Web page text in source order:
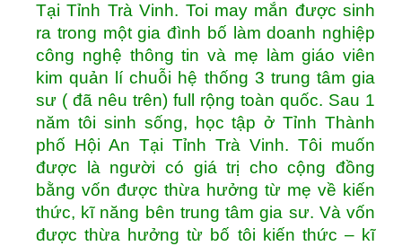
Tại Tỉnh Trà Vinh. Toi may mắn được sinh
ra trong một gia đình bố làm doanh nghiệp
công nghệ thông tin và mẹ làm giáo viên
kim quản lí chuỗi hệ thống 3 trung tâm gia
sư ( đã nêu trên) full rộng toàn quốc. Sau 1
năm tôi sinh sống, học tập ở Tỉnh Thành
phố Hội An Tại Tỉnh Trà Vinh. Tôi muốn
được là người có giá trị cho cộng đồng
bằng vốn được thừa hưởng từ mẹ về kiến
thức, kĩ năng bên trung tâm gia sư. Và vốn
được thừa hưởng từ bố tôi kiến thức – kĩ